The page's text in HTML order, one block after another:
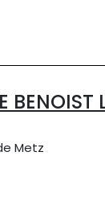
BENOIST
Metz